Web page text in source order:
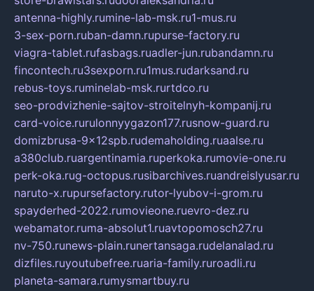
antenna-highly.rumine-lab-msk.ru1-mus.ru
3-sex-porn.ruban-damn.rupurse-factory.ru
viagra-tablet.rufasbags.ruadler-jun.rubandamn.ru
fincontech.ru3sexporn.ru1mus.rudarksand.ru
rebus-toys.ruminelab-msk.rurtdco.ru
seo-prodvizhenie-sajtov-stroitelnyh-kompanij.ru
card-voice.rurulonnyygazon177.rusnow-guard.ru
domizbrusa-9x12spb.rudemaholding.ruaalse.ru
a380club.ruargentinamia.ruperkoka.rumovie-one.ru
perk-oka.rug-octopus.rusibarchives.ruandreislyusar.ru
naruto-x.rupursefactory.rutor-lyubov-i-grom.ru
spayderhed-2022.rumovieone.ruevro-dez.ru
webamator.ruma-absolut1.ruavtopomosch27.ru
nv-750.runews-plain.runertansaga.rudelanalad.ru
dizfiles.ruyoutubefree.ruaria-family.ruroadli.ru
planeta-samara.rumysmartbuy.ru